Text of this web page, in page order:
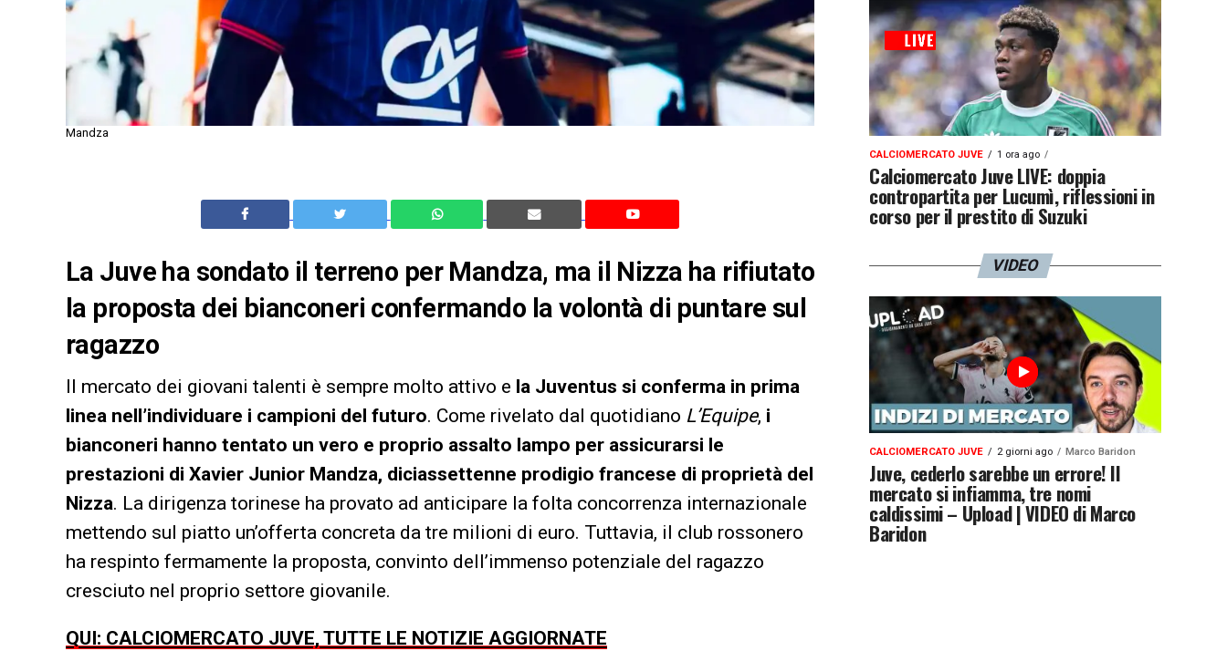
Mandza
La Juve ha sondato il terreno per Mandza, ma il Nizza ha rifiutato
la proposta dei bianconeri confermando la volontà di puntare sul
ragazzo
Il mercato dei giovani talenti è sempre molto attivo e la Juventus si conferma in prima
linea nell’individuare i campioni del futuro. Come rivelato dal quotidiano L’Equipe, i
bianconeri hanno tentato un vero e proprio assalto lampo per assicurarsi le
prestazioni di Xavier Junior Mandza, diciassettenne prodigio francese di proprietà del
Nizza. La dirigenza torinese ha provato ad anticipare la folta concorrenza internazionale
mettendo sul piatto un’offerta concreta da tre milioni di euro. Tuttavia, il club rossonero
ha respinto fermamente la proposta, convinto dell’immenso potenziale del ragazzo
cresciuto nel proprio settore giovanile.
QUI: CALCIOMERCATO JUVE, TUTTE LE NOTIZIE AGGIORNATE
CALCIOMERCATO JUVE 1 ora ago
Calciomercato Juve LIVE: doppia
contropartita per Lucumì, riflessioni in
corso per il prestito di Suzuki
VIDEO
CALCIOMERCATO JUVE 2 giorni ago Marco Baridon
Juve, cederlo sarebbe un errore! Il
mercato si infiamma, tre nomi
caldissimi – Upload | VIDEO di Marco
Baridon